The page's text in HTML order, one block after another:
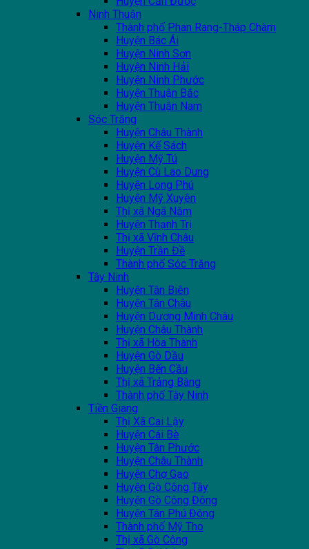
Ninh Thuận
Thành phố Phan Rang-Tháp Chàm
Huyện Bác Ái
Huyện Ninh Sơn
Huyện Ninh Hải
Huyện Ninh Phước
Huyện Thuận Bắc
Huyện Thuận Nam
Sóc Trăng
Huyện Châu Thành
Huyện Kế Sách
Huyện Mỹ Tú
Huyện Cù Lao Dung
Huyện Long Phú
Huyện Mỹ Xuyên
Thị xã Ngã Năm
Huyện Thạnh Trị
Thị xã Vĩnh Châu
Huyện Trần Đề
Thành phố Sóc Trăng
Tây Ninh
Huyện Tân Biên
Huyện Tân Châu
Huyện Dương Minh Châu
Huyện Châu Thành
Thị xã Hòa Thành
Huyện Gò Dầu
Huyện Bến Cầu
Thị xã Trảng Bàng
Thành phố Tây Ninh
Tiền Giang
Thị Xã Cai Lậy
Huyện Cái Bè
Huyện Tân Phước
Huyện Châu Thành
Huyện Chợ Gạo
Huyện Gò Công Tây
Huyện Gò Công Đông
Huyện Tân Phú Đông
Thành phố Mỹ Tho
Thị xã Gò Công